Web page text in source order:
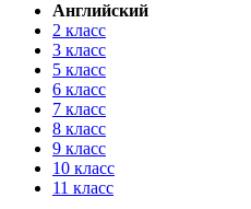
Английский
2 класс
3 класс
5 класс
6 класс
7 класс
8 класс
9 класс
10 класс
11 класс